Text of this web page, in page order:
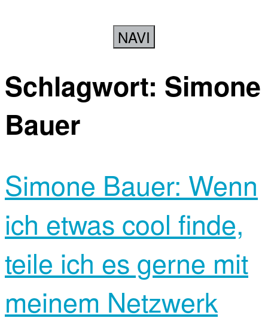
NAVI
Schlagwort: Simone
Bauer
Simone Bauer: Wenn
ich etwas cool finde,
teile ich es gerne mit
meinem Netzwerk